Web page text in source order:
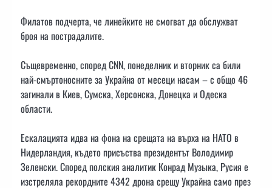
Филатов подчерта, че линейките не смогват да обслужват
броя на пострадалите.
Същевременно, според CNN, понеделник и вторник са били
най-смъртоносните за Украйна от месеци насам – с общо 46
загинали в Киев, Сумска, Херсонска, Донецка и Одеска
области.
Ескалацията идва на фона на срещата на върха на НАТО в
Нидерландия, където присъства президентът Володимир
Зеленски. Според полския аналитик Конрад Музыка, Русия е
изстреляла рекордните 4342 дрона срещу Украйна само през